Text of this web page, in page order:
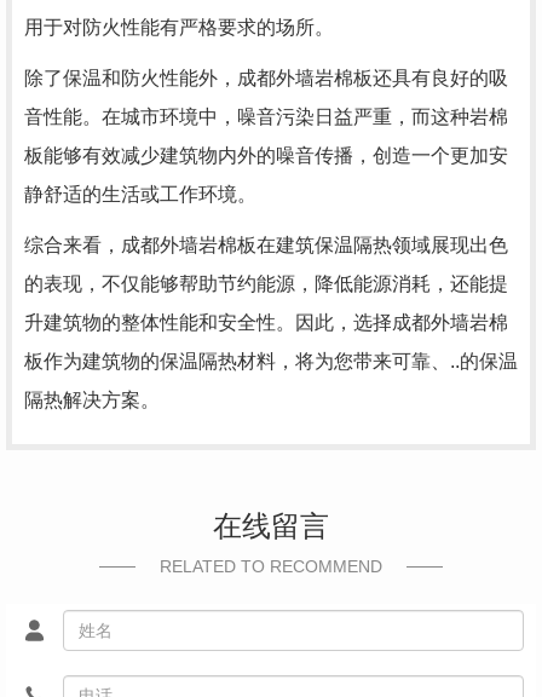
用于对防火性能有严格要求的场所。
除了保温和防火性能外，成都外墙岩棉板还具有良好的吸
音性能。在城市环境中，噪音污染日益严重，而这种岩棉
板能够有效减少建筑物内外的噪音传播，创造一个更加安
静舒适的生活或工作环境。
综合来看，成都外墙岩棉板在建筑保温隔热领域展现出色
的表现，不仅能够帮助节约能源，降低能源消耗，还能提
升建筑物的整体性能和安全性。因此，选择成都外墙岩棉
板作为建筑物的保温隔热材料，将为您带来可靠、..的保温
隔热解决方案。
在线留言
RELATED TO RECOMMEND